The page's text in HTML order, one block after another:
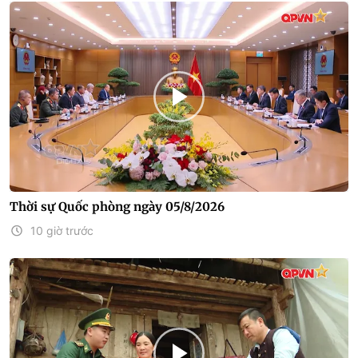
Thời sự Quốc phòng ngày 05/8/2026
10 giờ trước